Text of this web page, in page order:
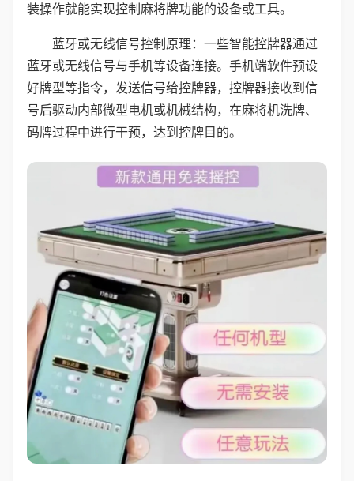
装操作就能实现控制麻将牌功能的设备或工具。
蓝牙或无线信号控制原理：一些智能控牌器通过
蓝牙或无线信号与手机等设备连接。手机端软件预设
好牌型等指令，发送信号给控牌器，控牌器接收到信
号后驱动内部微型电机或机械结构，在麻将机洗牌、
码牌过程中进行干预，达到控牌目的。